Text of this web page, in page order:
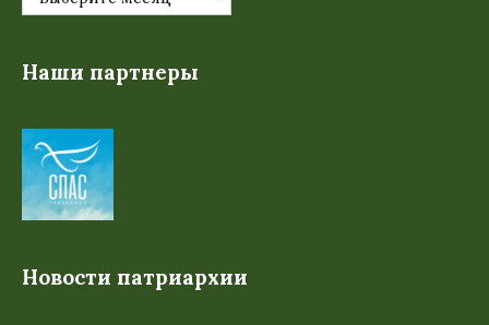
Наши партнеры
Новости патриархии